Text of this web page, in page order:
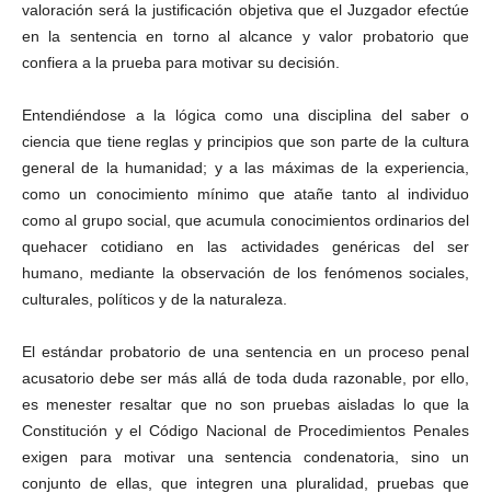
valoración será la justificación objetiva que el Juzgador efectúe
en la sentencia en torno al alcance y valor probatorio que
confiera a la prueba para motivar su decisión.
Entendiéndose a la lógica como una disciplina del saber o
ciencia que tiene reglas y principios que son parte de la cultura
general de la humanidad; y a las máximas de la experiencia,
como un conocimiento mínimo que atañe tanto al individuo
como al grupo social, que acumula conocimientos ordinarios del
quehacer cotidiano en las actividades genéricas del ser
humano, mediante la observación de los fenómenos sociales,
culturales, políticos y de la naturaleza.
El estándar probatorio de una sentencia en un proceso penal
acusatorio debe ser más allá de toda duda razonable, por ello,
es menester resaltar que no son pruebas aisladas lo que la
Constitución y el Código Nacional de Procedimientos Penales
exigen para motivar una sentencia condenatoria, sino un
conjunto de ellas, que integren una pluralidad, pruebas que